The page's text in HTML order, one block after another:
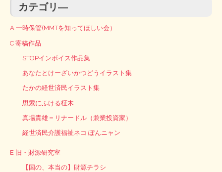
カテゴリ―
A 一時保管(MMTを知ってほしい会）
C 寄稿作品
STOPインボイス作品集
あなたとけーざいかつどうイラスト集
たかの経世済民イラスト集
思索にふける柾木
真場貴雄＝リナードル（兼業投資家）
経世済民介護福祉ネコ ぽんニャン
E 旧・財源研究室
【国の、本当の】財源チラシ